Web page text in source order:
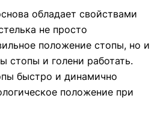
обладает свойствами
не просто
положение стопы, но и
стопы и голени работать.
быстро и динамично
положение при